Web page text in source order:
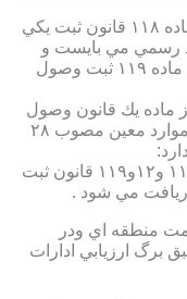
بخش اول – حق الثبت املاک:با عنايت به ماده ۱۱۸ قانون ثبت يكي
رسمي مي بايست و
صول گردد حق الثبت املاك است كه طبق ماده ۱۱۹ ثبت وصول
از ماده يك قانون وصول
برخي از درآمدهاي دولت و مصرف آن در موارد معين مصوب ۲۸
براي ثبت ملك دردفتر املاك موضوع مواد ۱۱ و۱۲و۱۱۹ قانون ثبت
دريافت مي شود .
منطقه اي ودر
برگ ارزيابي ادارات